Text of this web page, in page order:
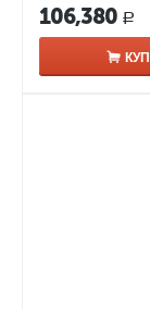
106,380 Р